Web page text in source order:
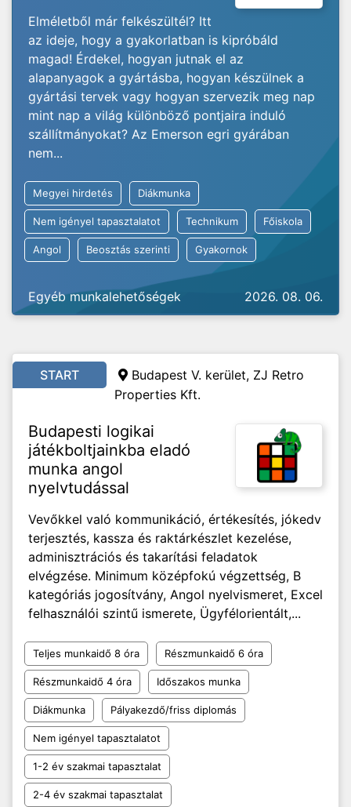
Elméletből már felkészültél? Itt
az ideje, hogy a gyakorlatban is kipróbáld
magad! Érdekel, hogyan jutnak el az
alapanyagok a gyártásba, hogyan készülnek a
gyártási tervek vagy hogyan szervezik meg nap
mint nap a világ különböző pontjaira induló
szállítmányokat? Az Emerson egri gyárában
nem...
Megyei hirdetés Diákmunka
Nem igényel tapasztalatot Technikum Főiskola
Angol Beosztás szerinti Gyakornok
Egyéb munkalehetőségek 2026. 08. 06.
START
Budapest V. kerület, ZJ Retro
Properties Kft.
Budapesti logikai
játékboltjainkba eladó
munka angol
nyelvtudással
Vevőkkel való kommunikáció, értékesítés, jókedv
terjesztés, kassza és raktárkészlet kezelése,
adminisztrációs és takarítási feladatok
elvégzése. Minimum középfokú végzettség, B
kategóriás jogosítvány, Angol nyelvismeret, Excel
felhasználói szintű ismerete, Ügyfélorientált,...
Teljes munkaidő 8 óra Részmunkaidő 6 óra
Részmunkaidő 4 óra Időszakos munka
Diákmunka Pályakezdő/friss diplomás
Nem igényel tapasztalatot
1-2 év szakmai tapasztalat
2-4 év szakmai tapasztalat